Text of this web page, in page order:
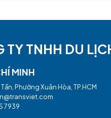
và sự kiện độc
Thiên Môn Sơn
thuật truyền thống, triển
là cơ hội để bạn hiểu rõ